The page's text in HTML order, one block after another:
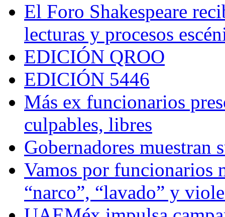
El Foro Shakespeare
lecturas y procesos
EDICIÓN QROO
EDICIÓN 5446
Más ex funcionarios
culpables, libres
Gobernadores muestran
Vamos por funcionarios
“narco”, “lavado” y